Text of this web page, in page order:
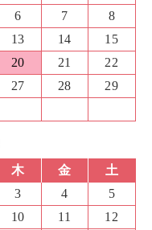
6 7
8
13 14
15
20 21
22
27 28
29
木 金
土
3 4
5
10 11
12